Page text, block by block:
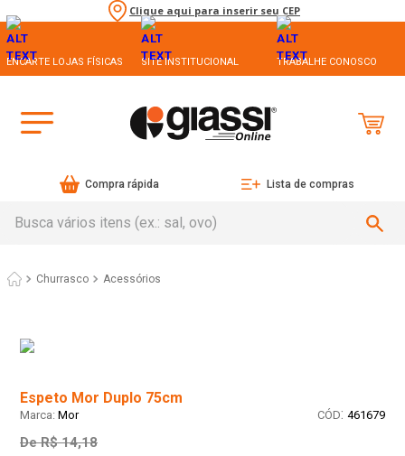
Clique aqui para inserir seu CEP
ENCARTE LOJAS FÍSICAS SITE INSTITUCIONAL TRABALHE CONOSCO
Compra rápida Lista de compras
Churrasco Acessórios
Espeto Mor Duplo 75cm
Mor : 461679
De R$ 14,18